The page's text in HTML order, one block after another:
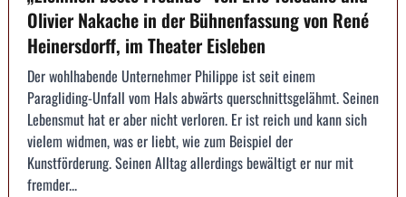
Olivier Nakache in der Bühnenfassung von René
Heinersdorff, im Theater Eisleben
Der wohlhabende Unternehmer Philippe ist seit einem
Paragliding-Unfall vom Hals abwärts querschnittsgelähmt. Seinen
Lebensmut hat er aber nicht verloren. Er ist reich und kann sich
vielem widmen, was er liebt, wie zum Beispiel der
Kunstförderung. Seinen Alltag allerdings bewältigt er nur mit
fremder...